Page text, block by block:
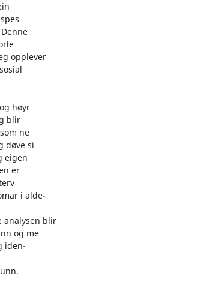
opplever
høyr
blir
ne
døve si
eigen
er
i alde-
analysen blir
og me
iden-